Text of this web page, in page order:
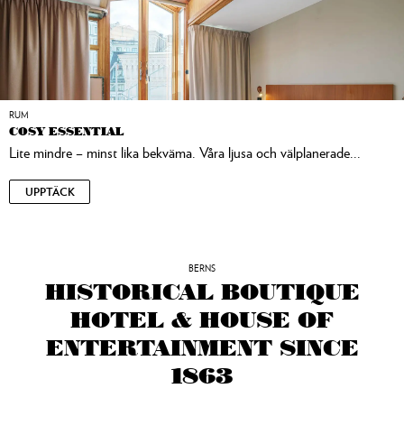
RUM
COSY ESSENTIAL
Lite mindre – minst lika bekväma. Våra ljusa och välplanerade...
UPPTÄCK
BERNS
HISTORICAL BOUTIQUE
HOTEL & HOUSE OF
ENTERTAINMENT SINCE
1863